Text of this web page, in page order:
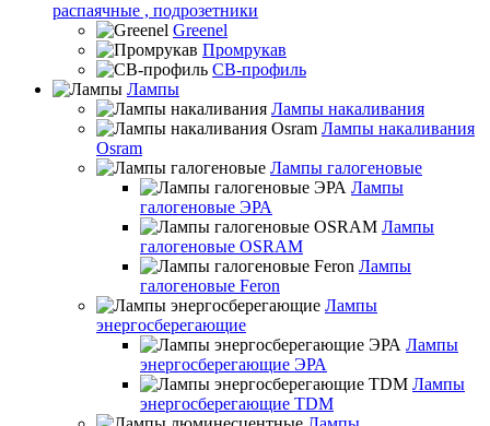
распаячные , подрозетники
Greenel
Промрукав
СВ-профиль
Лампы
Лампы накаливания
Лампы накаливания
Osram
Лампы галогеновые
Лампы
галогеновые ЭРА
Лампы
галогеновые OSRAM
Лампы
галогеновые Feron
Лампы
энергосберегающие
Лампы
энергосберегающие ЭРА
Лампы
энергосберегающие TDM